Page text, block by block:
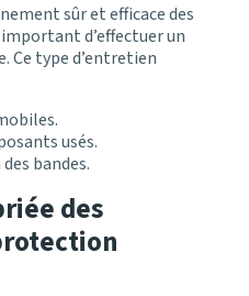
sûr et efficace des
d’effectuer un
Ce type d’entretien
usés.
bandes.
des